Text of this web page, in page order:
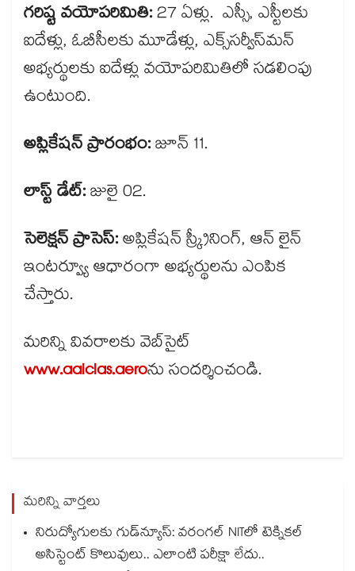
గరిష్ట వయోపరిమితి:27 ఏళ్లు. ఎస్సీ, ఎస్టీలకు
ఐదేళ్లు, ఓబీసీలకు మూడేళ్లు, ఎక్స్​సర్వీస్​మన్
అభ్యర్థులకు ఐదేళ్లు వయోపరిమితిలో సడలింపు
ఉంటుంది.
అప్లికేషన్ ప్రారంభం:జూన్ 11.
లాస్ట్ డేట్:జులై 02.
సెలెక్షన్ ప్రాసెస్:అప్లికేషన్ స్క్రీనింగ్, ఆన్ లైన్
ఇంటర్వ్యూ ఆధారంగా అభ్యర్థులను ఎంపిక
చేస్తారు.
మరిన్ని వివరాలకు వెబ్​సైట్
www.aaiclas.aeroను సందర్శించండి.
మరిన్ని వార్తలు
నిరుద్యోగులకు గుడ్‌న్యూస్: వరంగల్ NITలో టెక్నికల్
అసిస్టెంట్ కొలువులు.. ఎలాంటి పరీక్షా లేదు..